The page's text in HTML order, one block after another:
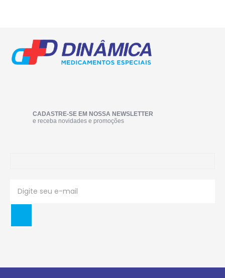
CADASTRE-SE EM NOSSA NEWSLETTER
e receba novidades e promoções